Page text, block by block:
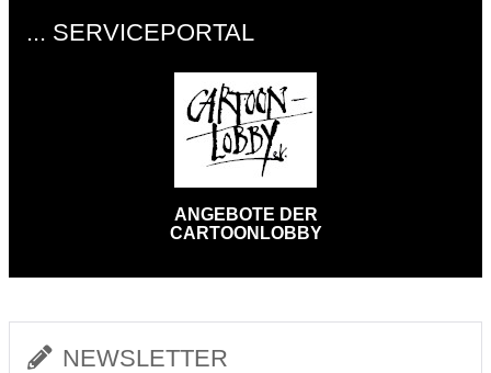
... SERVICEPORTAL
ANGEBOTE DER
CARTOONLOBBY
NEWSLETTER